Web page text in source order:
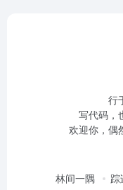
行
写代码，
欢迎你，偶
林间一隅 踪